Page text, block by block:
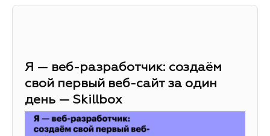
Я — веб-разработчик: создаём
свой первый веб-сайт за один
день — Skillbox